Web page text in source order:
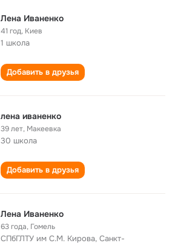
Лена Иваненко
41 год, Киев
1 школа
Добавить в друзья
лена иваненко
39 лет, Макеевка
30 школа
Добавить в друзья
Лена Иваненко
63 года, Гомель
СПбГЛТУ им С.М. Кирова, Санкт-